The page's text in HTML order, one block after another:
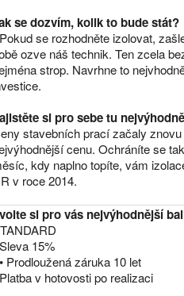
se dozvím, kolik to bude stát?
Pokud se rozhodněte izolovat,
ozve náš technik. Ten zcela
strop. Navrhne to
si pro sebe tu
stavebních prací začaly
cenu. Ochráníte se
kdy naplno topíte, vám
v roce 2014.
si pro vás nejvýhodnější
15%
• Prodloužená záruka 10 let
v hotovosti po realizaci